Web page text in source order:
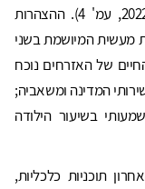
האוכלוסין הלאומית, 2023, עמ' 12; תופיק, 2022, עמ' 4). ההצהרות
מעשית המיושמת בשני
של האזרחים נוכח
המדינה ומשאביה;
בשיעור הילודה
תוכניות כלכליות,